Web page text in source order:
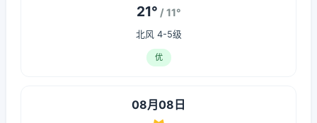
21° / 11°
北风 4-5级
优
08月08日